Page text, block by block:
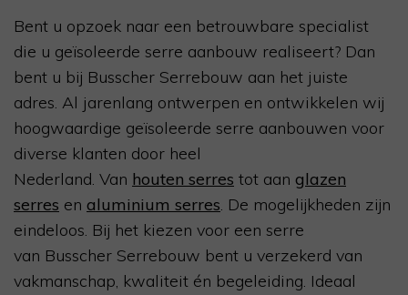
Bent u opzoek naar een betrouwbare specialist
die u geïsoleerde serre aanbouw realiseert? Dan
bent u bij Busscher Serrebouw aan het juiste
adres. Al jarenlang ontwerpen en ontwikkelen wij
hoogwaardige geïsoleerde serre aanbouwen voor
diverse klanten door heel
Nederland. Van houten serres tot aan glazen
serres en aluminium serres. De mogelijkheden zijn
eindeloos. Bij het kiezen voor een serre
van Busscher Serrebouw bent u verzekerd van
vakmanschap, kwaliteit én begeleiding. Ideaal